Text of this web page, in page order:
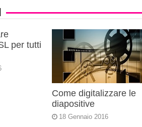
per tutti
Come digitalizzare le
diapositive
18 Gennaio 2016